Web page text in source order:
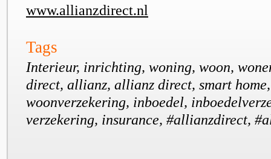
www.allianzdirect.nl
Tags
Interieur, inrichting, woning, woon,
direct, allianz, allianz direct, smart
woonverzekering, inboedel,
verzekering, insurance, #allianzdirect,